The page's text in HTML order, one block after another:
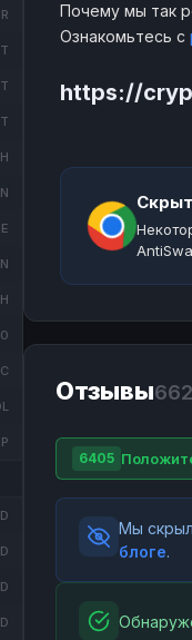
Почему мы так
Ознакомьтесь с
https://
Отзывы
6405
Мы
блоге.